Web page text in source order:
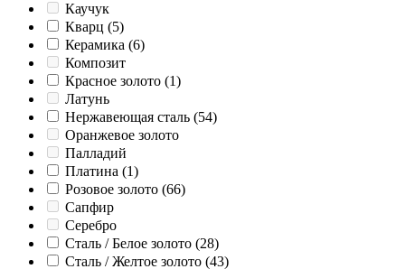
Каучук
Кварц (5)
Керамика (6)
Композит
Красное золото (1)
Латунь
Нержавеющая сталь (54)
Оранжевое золото
Палладий
Платина (1)
Розовое золото (66)
Сапфир
Серебро
Сталь / Белое золото (28)
Сталь / Желтое золото (43)